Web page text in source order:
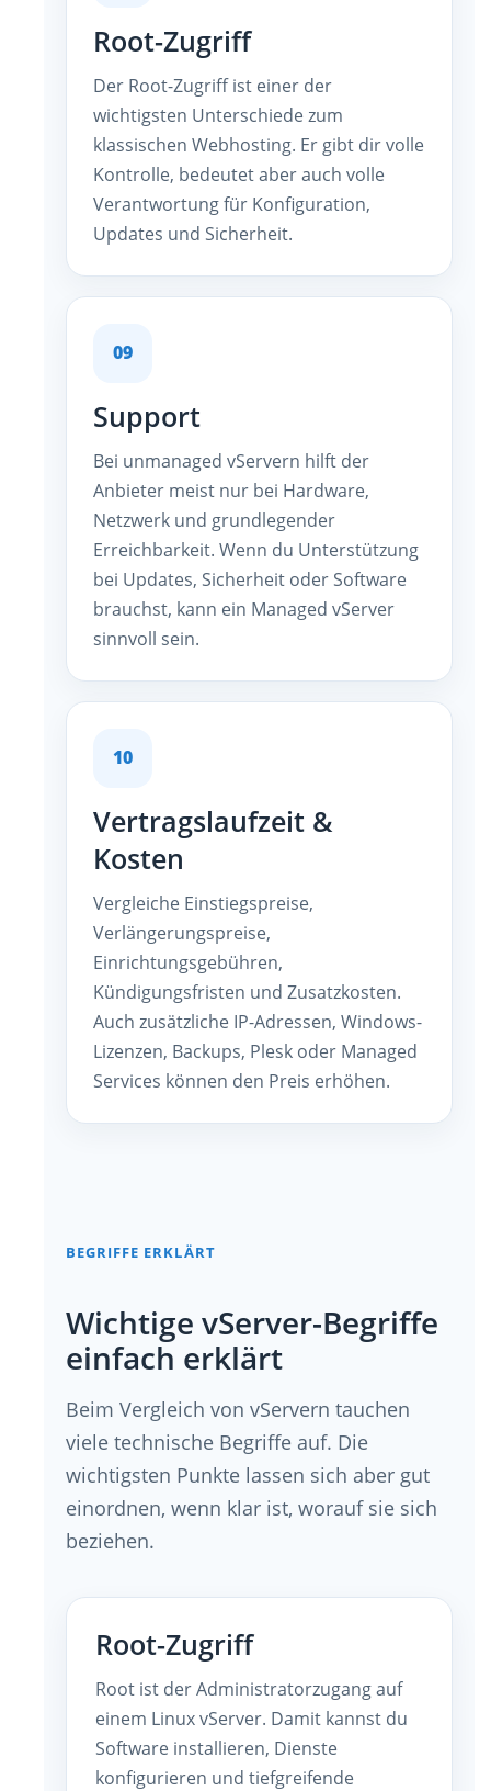
Root-Zugriff
Der Root-Zugriff ist einer der
wichtigsten Unterschiede zum
klassischen Webhosting. Er gibt dir volle
Kontrolle, bedeutet aber auch volle
Verantwortung für Konfiguration,
Updates und Sicherheit.
09
Support
Bei unmanaged vServern hilft der
Anbieter meist nur bei Hardware,
Netzwerk und grundlegender
Erreichbarkeit. Wenn du Unterstützung
bei Updates, Sicherheit oder Software
brauchst, kann ein Managed vServer
sinnvoll sein.
10
Vertragslaufzeit &
Kosten
Vergleiche Einstiegspreise,
Verlängerungspreise,
Einrichtungsgebühren,
Kündigungsfristen und Zusatzkosten.
Auch zusätzliche IP-Adressen, Windows-
Lizenzen, Backups, Plesk oder Managed
Services können den Preis erhöhen.
BEGRIFFE ERKLÄRT
Wichtige vServer-Begriffe
einfach erklärt
Beim Vergleich von vServern tauchen
viele technische Begriffe auf. Die
wichtigsten Punkte lassen sich aber gut
einordnen, wenn klar ist, worauf sie sich
beziehen.
Root-Zugriff
Root ist der Administratorzugang auf
einem Linux vServer. Damit kannst du
Software installieren, Dienste
konfigurieren und tiefgreifende